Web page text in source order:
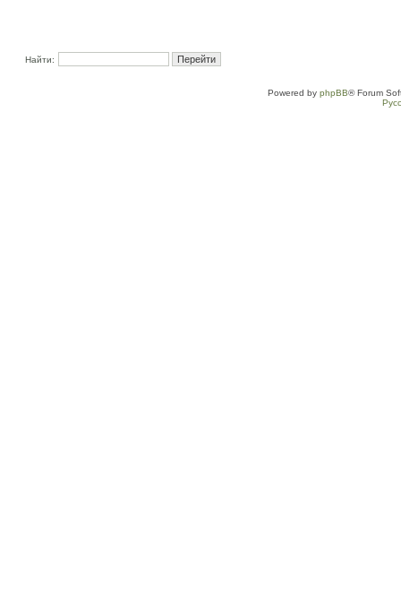
Найти:
Powered by phpBB® Forum